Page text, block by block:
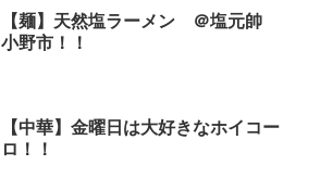
【麺】天然塩ラーメン ＠塩元帥
小野市！！
【中華】金曜日は大好きなホイコー
ロ！！